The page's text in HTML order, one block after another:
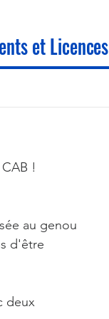
et Licences
!
au genou
d'être
deux